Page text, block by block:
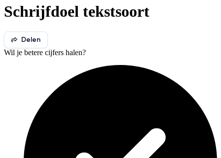
Schrijfdoel tekstsoort
Delen
Wil je betere cijfers halen?